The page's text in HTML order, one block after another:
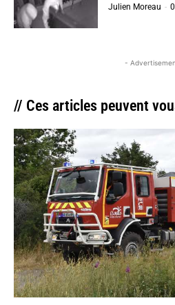
Julien Moreau -
-
// Ces articles peuvent